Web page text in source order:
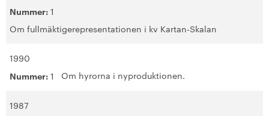
Jobba hos oss
Nummer: 1
Om fullmäktigerepresentationen i kv Kartan-Skalan
1990
Nummer: 1 Om hyrorna i nyproduktionen.
1987